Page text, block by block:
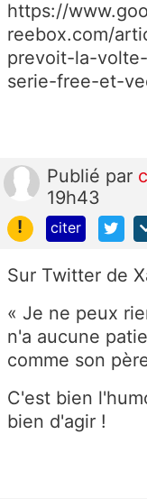
https://
reebox.com/
prevoit-la-
serie-free-et-
Publié par
19h43
!
citer
Sur Twitter de
« Je ne peux
n'a aucune
comme son
C'est bien
bien d'agir !